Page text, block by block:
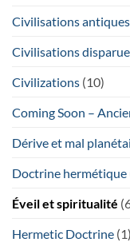
Civilisations antiques
Civilisations
Civilizations (10)
Coming Soon –
Dérive et mal
Doctrine hermétique
Éveil et spiritualité
Hermetic Doctrine (1)